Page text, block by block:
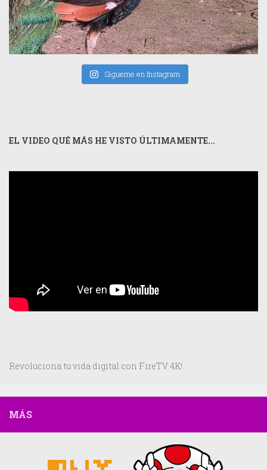
Sígueme en Instagram
EL VIDEO QUÉ MÁS HE VISTO ÚLTIMAMENTE...
Revoluciona tu vida digital con FireTV 4K!
MÁS